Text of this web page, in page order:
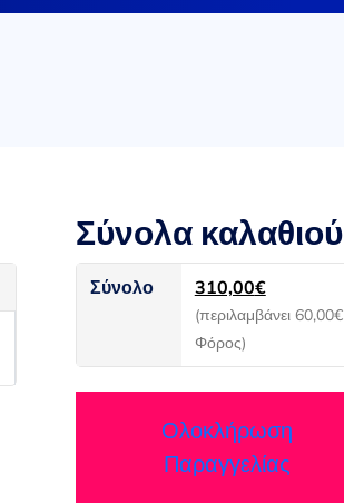
Σύνολα καλαθιού
Σύνολο 310,00€
(περιλαμβάνει 60,00€
Φόρος)
Ολοκλήρωση
Παραγγελίας